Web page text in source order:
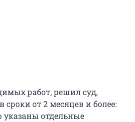
работ, решил суд,
от 2 месяцев и более:
отдельные